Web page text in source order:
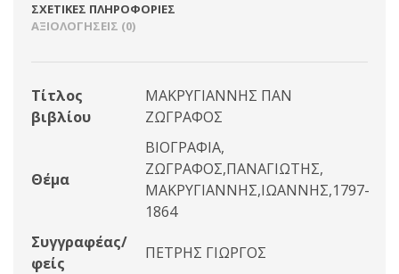
ΣΧΕΤΙΚΈΣ ΠΛΗΡΟΦΟΡΊΕΣ
ΑΞΙΟΛΟΓΉΣΕΙΣ (0)
Τίτλος
βιβλίου
ΜΑΚΡΥΓΙΑΝΝΗΣ ΠΑΝ
ΖΩΓΡΑΦΟΣ
Θέμα
ΒΙΟΓΡΑΦΙΑ,
ΖΩΓΡΑΦΟΣ,ΠΑΝΑΓΙΩΤΗΣ,
ΜΑΚΡΥΓΙΑΝΝΗΣ,ΙΩΑΝΝΗΣ,1797-
1864
Συγγραφέας/
φείς
ΠΕΤΡΗΣ ΓΙΩΡΓΟΣ